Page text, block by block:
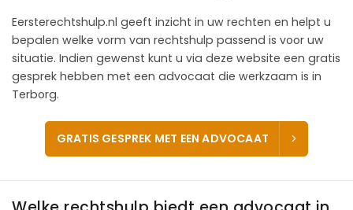
CONTACT
Eersterechtshulp.nl geeft inzicht in uw rechten en helpt u
bepalen welke vorm van rechtshulp passend is voor uw
situatie. Indien gewenst kunt u via deze website een gratis
gesprek hebben met een advocaat die werkzaam is in
Terborg.
GRATIS GESPREK MET EEN ADVOCAAT